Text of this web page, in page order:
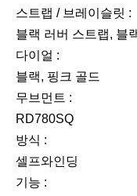
스트랩 / 브레이슬릿 :
블랙 러버 스트랩, 블
다이얼 :
블랙, 핑크 골드
무브먼트 :
RD780SQ
방식 :
셀프와인딩
기능 :